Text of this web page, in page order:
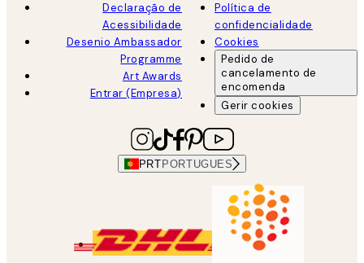
Declaração de
Acessibilidade
Desenio Ambassador
Programme
Art Awards
Entrar (Empresa)
Política de
confidencialidade
Cookies
Pedido de
cancelamento de
encomenda
Gerir cookies
PRT PORTUGUES